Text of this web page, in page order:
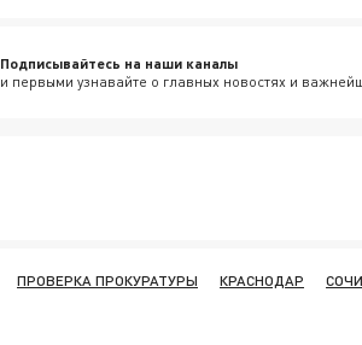
Подписывайтесь на наши каналы
и первыми узнавайте о главных новостях и
ПРОВЕРКА ПРОКУРАТУРЫ КРАСНОДАР
СОЧИ